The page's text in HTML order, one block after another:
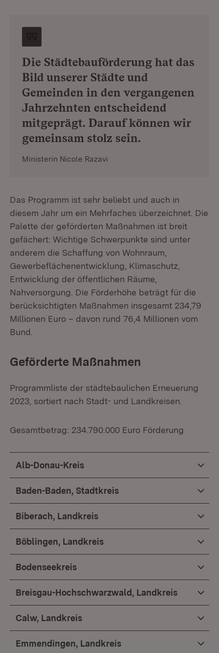
Die Städtebauförderung hat das
Bild unserer Städte und
Gemeinden in den vergangenen
Jahrzehnten entscheidend
mitgeprägt. Darauf können wir
gemeinsam stolz sein.
Ministerin Nicole Razavi
Das Programm ist sehr beliebt und auch in
diesem Jahr um ein Mehrfaches überzeichnet. Die
Palette der geförderten Maßnahmen ist breit
gefächert: Wichtige Schwerpunkte sind unter
anderem die Schaffung von Wohnraum,
Gewerbeflächenentwicklung, Klimaschutz,
Entwicklung der öffentlichen Räume,
Nahversorgung. Die Förderhöhe beträgt für die
berücksichtigten Maßnahmen insgesamt 234,79
Millionen Euro – davon rund 76,4 Millionen vom
Bund.
Geförderte Maßnahmen
Programmliste der städtebaulichen Erneuerung
2023, sortiert nach Stadt- und Landkreisen.
Gesamtbetrag: 234.790.000 Euro Förderung
Alb-Donau-Kreis
Baden-Baden, Stadtkreis
Biberach, Landkreis
Böblingen, Landkreis
Bodenseekreis
Breisgau-Hochschwarzwald, Landkreis
Calw, Landkreis
Emmendingen, Landkreis